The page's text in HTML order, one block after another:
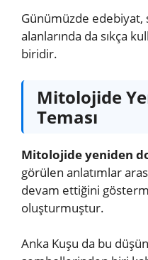
Günümüzde edebiyat,
alanlarında da sıkça
biridir.
Mitolojide
Teması
Mitolojide yeniden
görülen anlatımlar
devam ettiğini
oluşturmuştur.
Anka Kuşu da bu